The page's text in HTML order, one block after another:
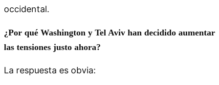
occidental.
¿Por qué Washington y Tel Aviv han decidido aumentar
las tensiones justo ahora?
La respuesta es obvia: